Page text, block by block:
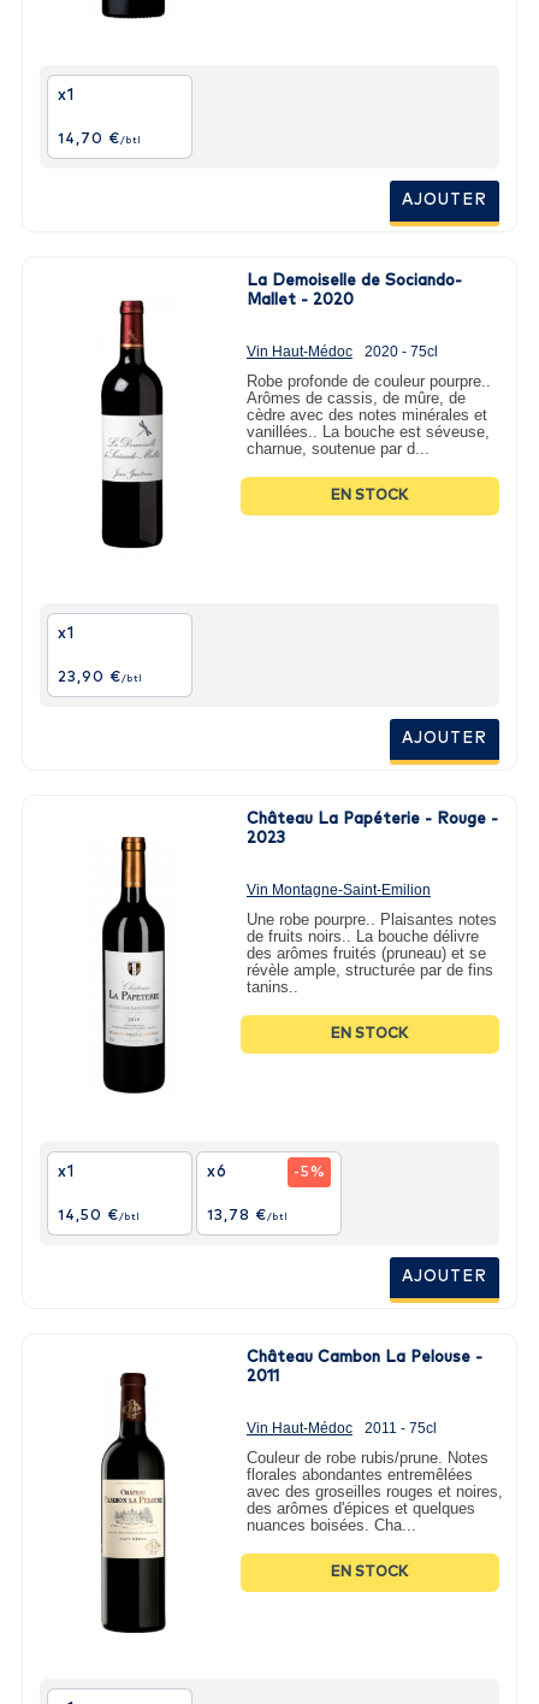
x1
14,70 €/btl
AJOUTER
La Demoiselle de Sociando-
Mallet - 2020
Vin Haut-Médoc 2020 - 75cl
Robe profonde de couleur pourpre..
Arômes de cassis, de mûre, de
cèdre avec des notes minérales et
vanillées.. La bouche est séveuse,
charnue, soutenue par d...
EN STOCK
x1
23,90 €/btl
AJOUTER
Château La Papéterie - Rouge -
2023
Vin Montagne-Saint-Emilion
2023 - 75cl
Une robe pourpre.. Plaisantes notes
de fruits noirs.. La bouche délivre
des arômes fruités (pruneau) et se
révèle ample, structurée par de fins
tanins..
EN STOCK
x1
14,50 €/btl
x6 -5%
13,78 €/btl
AJOUTER
Château Cambon La Pelouse -
2011
Vin Haut-Médoc 2011 - 75cl
Couleur de robe rubis/prune. Notes
florales abondantes entremêlées
avec des groseilles rouges et noires,
des arômes d'épices et quelques
nuances boisées. Cha...
EN STOCK